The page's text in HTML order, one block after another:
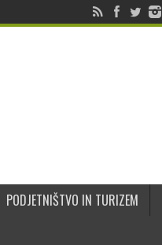
PODJETNIŠTVO IN TURIZEM